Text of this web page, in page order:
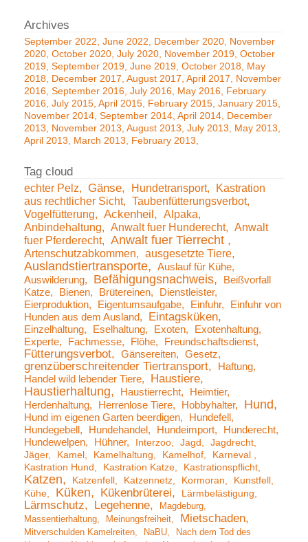
September 2022 June 2022 December 2020 November
2020 October 2020 July 2020 November 2019 October
2019 September 2019 June 2019 October 2018
May
2018
December 2017 August 2017 April 2017
November
2016 September 2016 July 2016 May 2016 February
2016 July 2015 April 2015 February 2015 January 2015
November 2014 September 2014 April 2014 December
2013
November 2013 August 2013 July 2013
May 2013
April 2013
March 2013 February 2013
echter Pelz Gänse Hundetransport
Kastration
aus rechtlicher Sicht
Taubenfütterungsverbot
Vogelfütterung
Ackenheil
Alpaka
Anbindehaltung
Anwalt fuer Hunderecht
Anwalt
fuer Pferderecht
Anwalt fuer Tierrecht
Artenschutzabkommen ausgesetzte Tiere
Auslandstiertransporte
Auslauf für Kühe
Auswilderung
Befähigungsnachweis
Beißvorfall
Katze
Bienen Brütereinen
Dienstleister
Eierproduktion
Eigentumsaufgabe Einfuhr
Einfuhr von
Hunden aus dem Ausland
Eintagsküken
Einzelhaltung Eselhaltung Exoten
Exotenhaltung
Experte
Fachmesse Flöhe Freundschaftsdienst
Fütterungsverbot Gänsereiten Gesetz
grenzüberschreitender Tiertransport
Haftung
Handel wild lebender Tiere
Haustiere
Haustierhaltung Haustierrecht
Heimtier
Herdenhaltung
Herrenlose Tiere Hobbyhalter Hund
Hund im eigenen Garten beerdigen
Hundefell
Hundegebell
Hundehandel Hundeimport
Hunderecht
Hundewelpen
Hühner Interzoo Jagd
Jagdrecht
Jäger
Kamel Kamelhaltung Kamelhof
Karneval
Kastration Hund
Kastration Katze Kastrationspflicht
Katzen Katzenfell Katzennetz Kormoran
Kunstfell
Kühe
Küken Kükenbrüterei Lärmbelästigung
Lärmschutz Legehenne
Magdeburg
Massentierhaltung
Meinungsfreiheit Mietschaden
Mitverschulden Kamelreiten NaBU
Nach dem Tod des